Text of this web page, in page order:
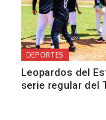
DEPORTES
Leopardos del
serie regular del